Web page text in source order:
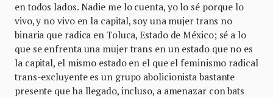
en todos lados. Nadie me lo cuenta, yo lo sé porque lo
vivo, y no vivo en la capital, soy una mujer trans no
binaria que radica en Toluca, Estado de México; sé a lo
que se enfrenta una mujer trans en un estado que no es
la capital, el mismo estado en el que el feminismo radical
trans-excluyente es un grupo abolicionista bastante
presente que ha llegado, incluso, a amenazar con bats